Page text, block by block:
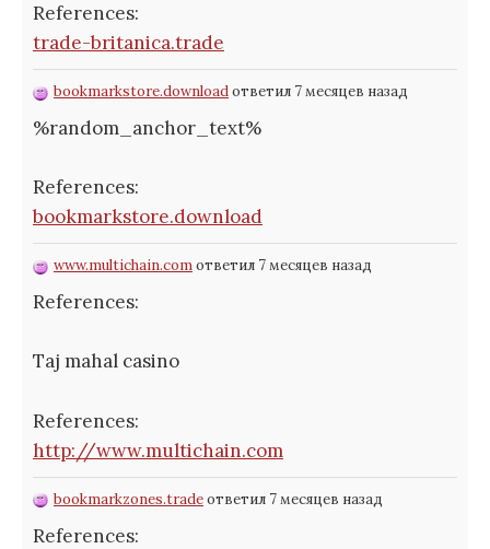
References:
trade-britanica.trade
bookmarkstore.downloadответил 7 месяцев назад
%random_anchor_text%
References:
bookmarkstore.download
www.multichain.comответил 7 месяцев назад
References:
Taj mahal casino
References:
http://www.multichain.com
bookmarkzones.tradeответил 7 месяцев назад
References: